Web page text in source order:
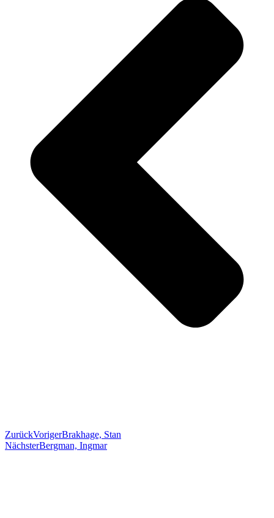
ZurückVorigerBrakhage, Stan
NächsterBergman, Ingmar